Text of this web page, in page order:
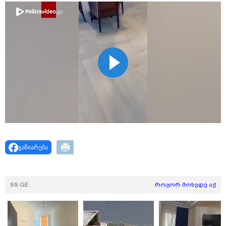
"დააკავეს არასრულწლოვანი, რომელმაც
გაზიარება
SS.GE როგორ მოხვდე აქ